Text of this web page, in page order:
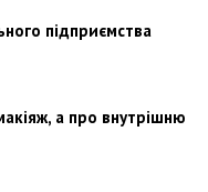
підприємства
а про внутрішню